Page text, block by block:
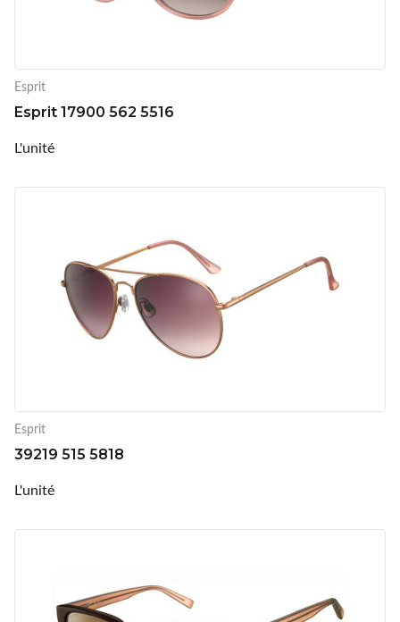
Esprit
Esprit 17900 562 5516
L'unité
Esprit
39219 515 5818
L'unité